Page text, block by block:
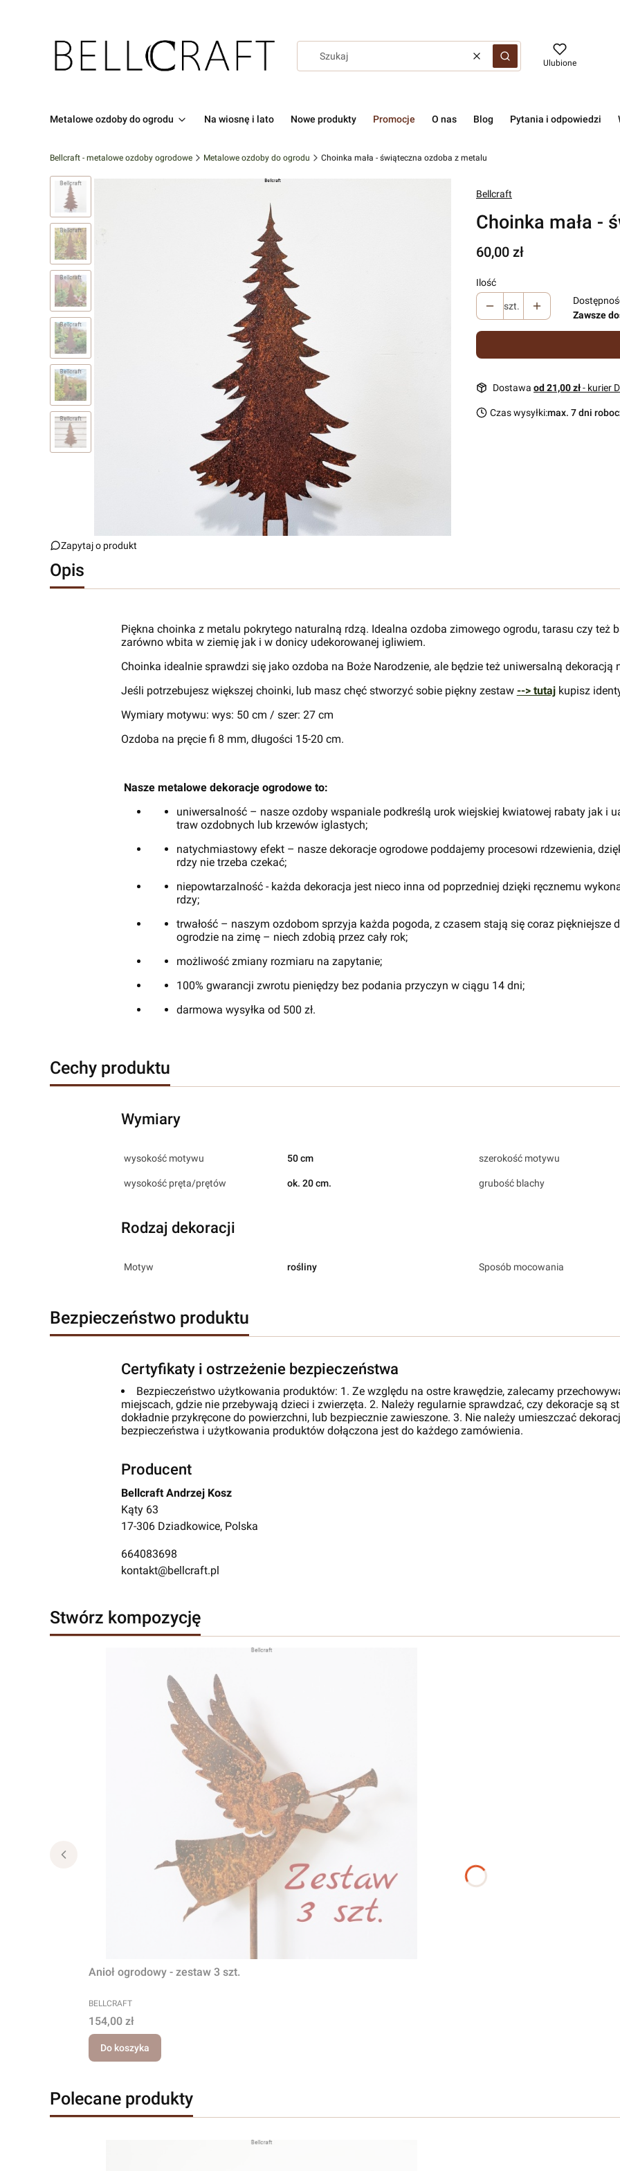
WyczyśćSzukaj Ulubione
Metalowe ozdoby do ogrodu Na wiosnę i lato Nowe produkty Promocje O nas Blog Pytania i odpowiedzi
Bellcraft - metalowe ozdoby ogrodowe Metalowe ozdoby do ogrodu Choinka mała - świąteczna ozdoba z metalu
Bellcraft
Choinka mała -
Cena
60,00 zł
Ilość
szt.
Zawsze
Dostawa od 21,00 zł- kurier
Czas wysyłki:max. 7 dni
Zapytaj o produkt
Opis
Piękna choinka z metalu pokrytego naturalną rdzą. Idealna ozdoba zimowego ogrodu, tarasu czy też
zarówno wbita w ziemię jak i w donicy udekorowanej igliwiem.
Choinka idealnie sprawdzi się jako ozdoba na Boże Narodzenie, ale będzie też uniwersalną dekoracją
Jeśli potrzebujesz większej choinki, lub masz chęć stworzyć sobie piękny zestaw --> tutajkupisz
Wymiary motywu: wys: 50 cm / szer: 27 cm
Ozdoba na pręcie fi 8 mm, długości 15-20 cm.
Nasze metalowe dekoracje ogrodowe to:
uniwersalność – nasze ozdoby wspaniale podkreślą urok wiejskiej kwiatowej rabaty jak i
traw ozdobnych lub krzewów iglastych;
natychmiastowy efekt – nasze dekoracje ogrodowe poddajemy procesowi rdzewienia,
rdzy nie trzeba czekać;
niepowtarzalność - każda dekoracja jest nieco inna od poprzedniej dzięki ręcznemu
rdzy;
trwałość – naszym ozdobom sprzyja każda pogoda, z czasem stają się coraz piękniejsze
ogrodzie na zimę – niech zdobią przez cały rok;
możliwość zmiany rozmiaru na zapytanie;
100% gwarancji zwrotu pieniędzy bez podania przyczyn w ciągu 14 dni;
darmowa wysyłka od 500 zł.
Cechy produktu
Wymiary
wysokość motywu 50 cm szerokość motywu
wysokość pręta/prętów ok. 20 cm. grubość blachy
Rodzaj dekoracji
Motyw rośliny Sposób mocowania
Bezpieczeństwo produktu
Certyfikaty i ostrzeżenie bezpieczeństwa
Bezpieczeństwo użytkowania produktów: 1. Ze względu na ostre krawędzie, zalecamy
miejscach, gdzie nie przebywają dzieci i zwierzęta. 2. Należy regularnie sprawdzać, czy dekoracje są
dokładnie przykręcone do powierzchni, lub bezpiecznie zawieszone. 3. Nie należy umieszczać
bezpieczeństwa i użytkowania produktów dołączona jest do każdego zamówienia.
Producent
Bellcraft Andrzej Kosz
Kąty 63
17-306 Dziadkowice, Polska
664083698
kontakt@bellcraft.pl
Stwórz kompozycję
Anioł ogrodowy - zestaw 3 szt.
PRODUCENT
BELLCRAFT
Cena
154,00 zł
Do koszyka
Polecane produkty